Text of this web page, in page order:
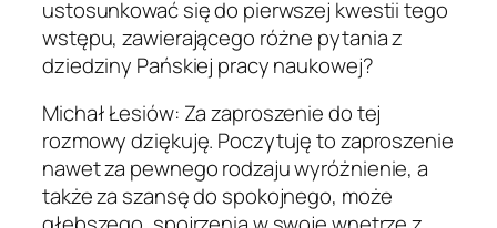
ustosunkować się do pierwszej kwestii tego
wstępu, zawierającego różne pytania z
dziedziny Pańskiej pracy naukowej?
Michał Łesiów: Za zaproszenie do tej
rozmowy dziękuję. Poczytuję to zaproszenie
nawet za pewnego rodzaju wyróżnienie, a
także za szansę do spokojnego, może